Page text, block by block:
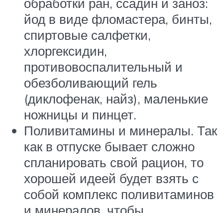
йод в виде фломастера, бинты,
спиртовые салфетки,
хлоргексидин,
противовоспалительный и
обезболивающий гель
(диклофенак, найз), маленькие
ножницы и пинцет.
Поливитамины и минералы. Так
как в отпуске бывает сложно
спланировать свой рацион, то
хорошей идеей будет взять с
собой комплекс поливитаминов